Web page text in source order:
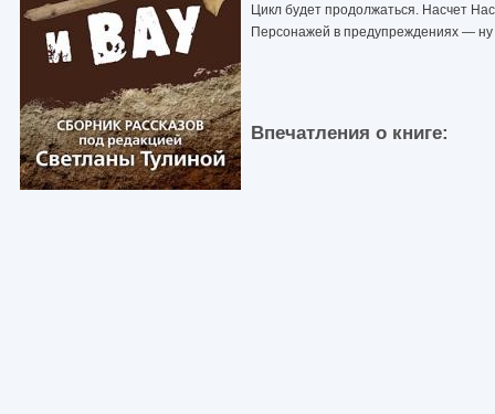
Цикл будет продолжаться. Насчет
Персонажей в предупреждениях — ну
Впечатления о книге: